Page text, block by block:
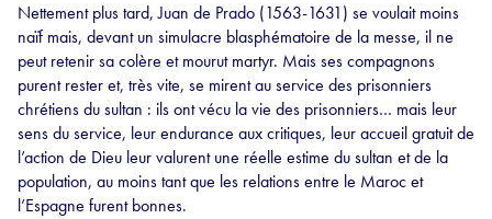
Nettement plus tard, Juan de Prado (1563-1631) se voulait moins
naïf mais, devant un simulacre blasphématoire de la messe, il ne
peut retenir sa colère et mourut martyr. Mais ses compagnons
purent rester et, très vite, se mirent au service des prisonniers
chrétiens du sultan : ils ont vécu la vie des prisonniers… mais leur
sens du service, leur endurance aux critiques, leur accueil gratuit de
l’action de Dieu leur valurent une réelle estime du sultan et de la
population, au moins tant que les relations entre le Maroc et
l’Espagne furent bonnes.